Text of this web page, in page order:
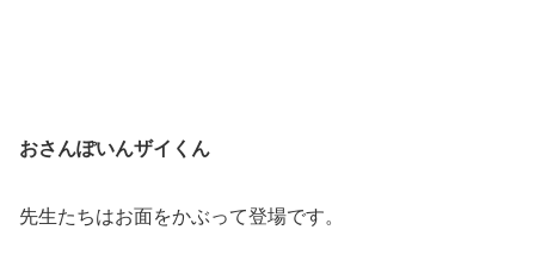
おさんぽいんザイくん
先生たちはお面をかぶって登場です。